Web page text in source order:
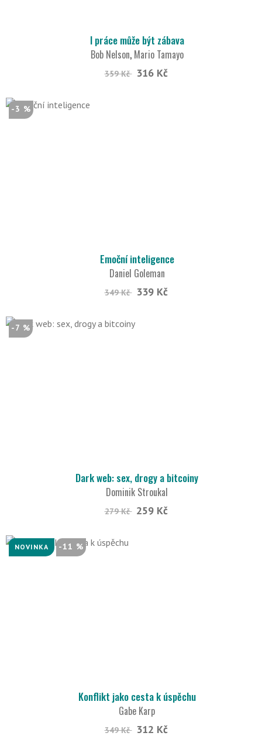
I práce může být zábava
Bob Nelson, Mario Tamayo
359 Kč 316 Kč
-3 %
Emoční inteligence
Daniel Goleman
349 Kč 339 Kč
-7 %
Dark web: sex, drogy a bitcoiny
Dominik Stroukal
279 Kč 259 Kč
NOVINKA -11 %
Konflikt jako cesta k úspěchu
Gabe Karp
349 Kč 312 Kč